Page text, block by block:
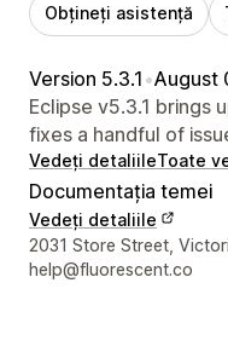
Obțineți asistență
Version 5.3.1 •August
Eclipse v5.3.1 brings
fixes a handful of
Vedeți detaliileToate
Documentația temei
Vedeți detaliile
Detaliile de contact
2031 Store Street,
help@fluorescent.co